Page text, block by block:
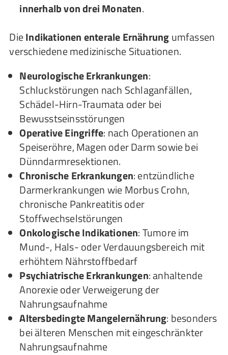
innerhalb von drei Monaten.
DieIndikationen enterale Ernährungumfassen
verschiedene medizinische Situationen.
Neurologische Erkrankungen:
Schluckstörungen nach Schlaganfällen,
Schädel-Hirn-Traumata oder bei
Bewusstseinsstörungen
Operative Eingriffe: nach Operationen an
Speiseröhre, Magen oder Darm sowie bei
Dünndarmresektionen.
Chronische Erkrankungen: entzündliche
Darmerkrankungen wie Morbus Crohn,
chronische Pankreatitis oder
Stoffwechselstörungen
Onkologische Indikationen: Tumore im
Mund-, Hals- oder Verdauungsbereich mit
erhöhtem Nährstoffbedarf
Psychiatrische Erkrankungen: anhaltende
Anorexie oder Verweigerung der
Nahrungsaufnahme
Altersbedingte Mangelernährung: besonders
bei älteren Menschen mit eingeschränkter
Nahrungsaufnahme